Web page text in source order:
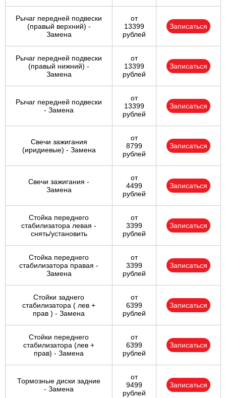
Рычаг передней подвески
(правый верхний) -
Замена
от
13399
рублей
Записаться
Рычаг передней подвески
(правый нижний) -
Замена
от
13399
рублей
Записаться
Рычаг передней подвески
- Замена
от
13399
рублей
Записаться
Свечи зажигания
(иридиевые) - Замена
от
8799
рублей
Записаться
Свечи зажигания -
Замена
от
4499
рублей
Записаться
Стойка переднего
стабилизатора левая -
снять/установить
от
3399
рублей
Записаться
Стойка переднего
стабилизатора правая -
Замена
от
3399
рублей
Записаться
Стойки заднего
стабилизатора ( лев +
прав ) - Замена
от
6399
рублей
Записаться
Стойки переднего
стабилизатора (лев +
прав) - Замена
от
6399
рублей
Записаться
Тормозные диски задние
- Замена
от
9499
рублей
Записаться